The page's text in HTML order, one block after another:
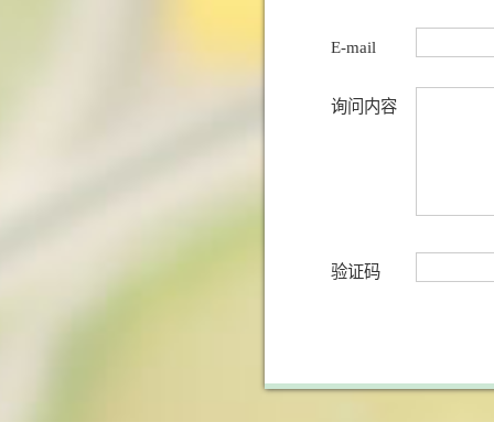
E-mail
询问内容
验证码